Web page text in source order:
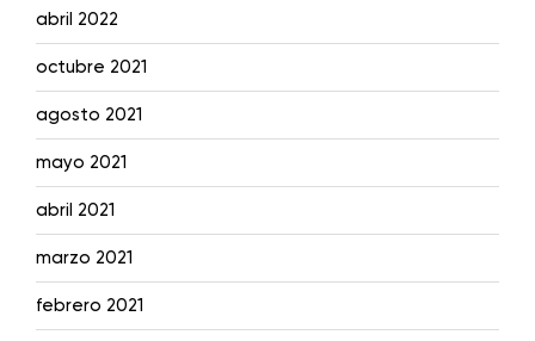
abril 2022
octubre 2021
agosto 2021
mayo 2021
abril 2021
marzo 2021
febrero 2021